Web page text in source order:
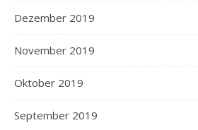
Dezember 2019
November 2019
Oktober 2019
September 2019